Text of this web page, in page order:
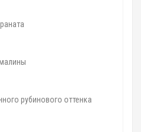
рубинового оттенка